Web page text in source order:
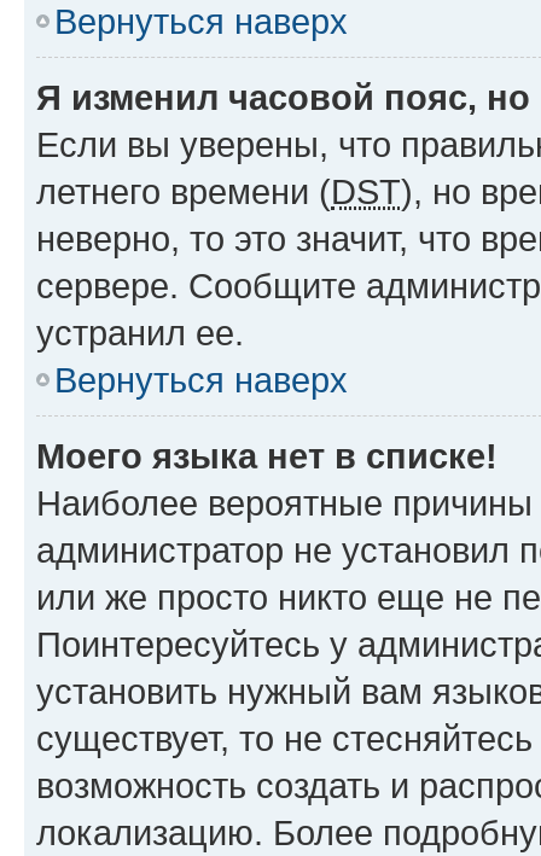
Вернуться наверх
Я изменил часовой пояс,
Если вы уверены, что
летнего времени (DST), но
неверно, то это значит, что
сервере. Сообщите
устранил ее.
Вернуться наверх
Моего языка нет в списке!
Наиболее вероятные причины
администратор не установил
или же просто никто еще не
Поинтересуйтесь у
установить нужный вам
существует, то не
возможность создать и
локализацию. Более